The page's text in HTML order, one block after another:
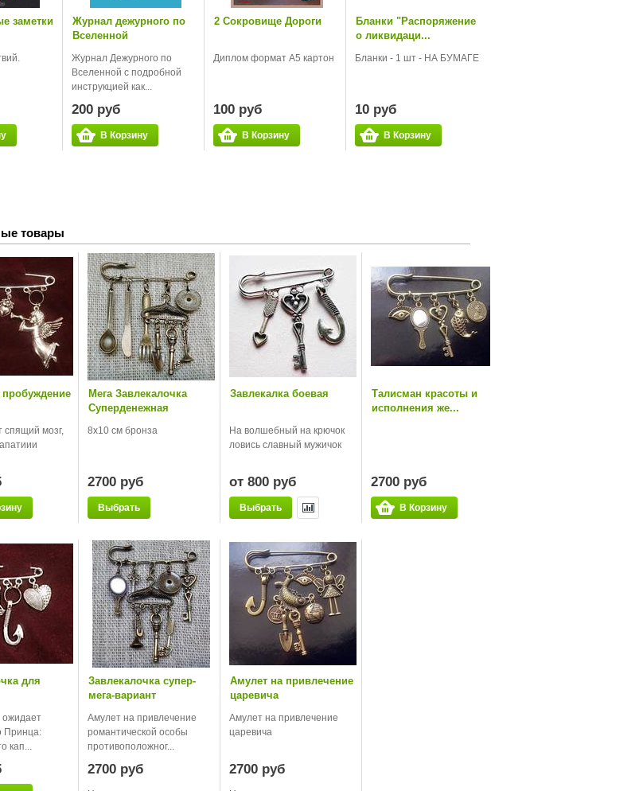
заметки
Журнал дежурного по
Вселенной
Журнал Дежурного по
Вселенной с подробной
инструкцией как...
200 руб
В Корзину
2 Сокровище Дороги
Диплом формат А5 картон
100 руб
В Корзину
Бланки "Распоряжение
о ликвидаци...
Бланки - 1 шт - НА БУМАГЕ
10 руб
В Корзину
товары
спящий мозг,
Мега Завлекалочка
Суперденежная
8х10 см бронза
2700 руб
Выбрать
Завлекалка боевая
На волшебный на крючок
ловись славный мужичок
от 800 руб
Выбрать
Талисман красоты и
исполнения же...
2700 руб
В Корзину
для
ожидает
Принца:
кап...
Завлекалочка супер-
мега-вариант
Амулет на привлечение
романтической особы
противоположног...
2700 руб
Амулет на привлечение
царевича
Амулет на привлечение
царевича
2700 руб